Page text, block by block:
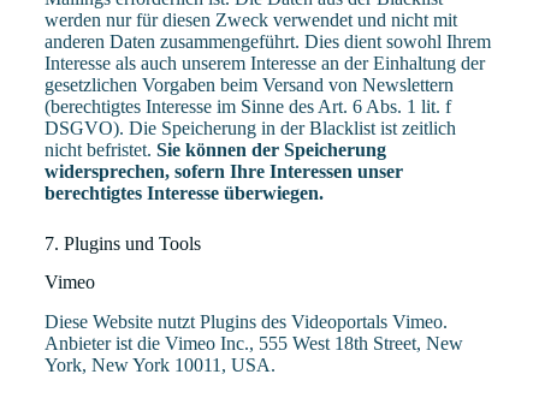
werden nur für diesen Zweck verwendet und nicht mit
anderen Daten zusammengeführt. Dies dient sowohl Ihrem
Interesse als auch unserem Interesse an der Einhaltung der
gesetzlichen Vorgaben beim Versand von Newslettern
(berechtigtes Interesse im Sinne des Art. 6 Abs. 1 lit. f
DSGVO). Die Speicherung in der Blacklist ist zeitlich
nicht befristet. Sie können der Speicherung
widersprechen, sofern Ihre Interessen unser
berechtigtes Interesse überwiegen.
7. Plugins und Tools
Vimeo
Diese Website nutzt Plugins des Videoportals Vimeo.
Anbieter ist die Vimeo Inc., 555 West 18th Street, New
York, New York 10011, USA.